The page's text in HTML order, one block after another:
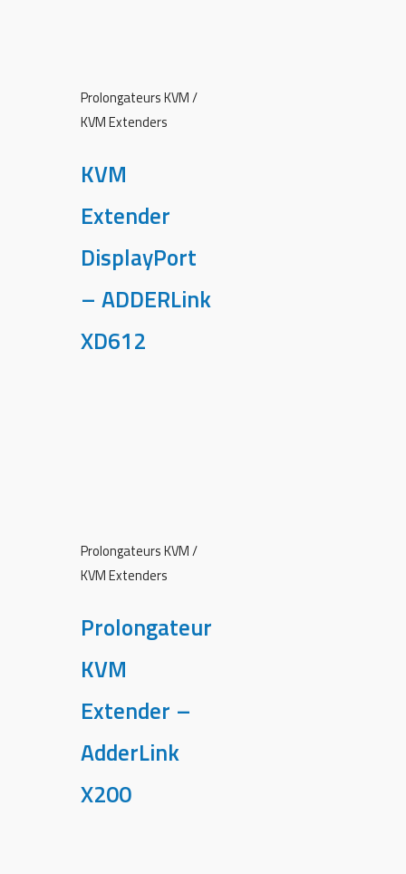
Prolongateurs KVM /
KVM Extenders
KVM
Extender
DisplayPort
– ADDERLink
XD612
Prolongateurs KVM /
KVM Extenders
Prolongateur
KVM
Extender –
AdderLink
X200